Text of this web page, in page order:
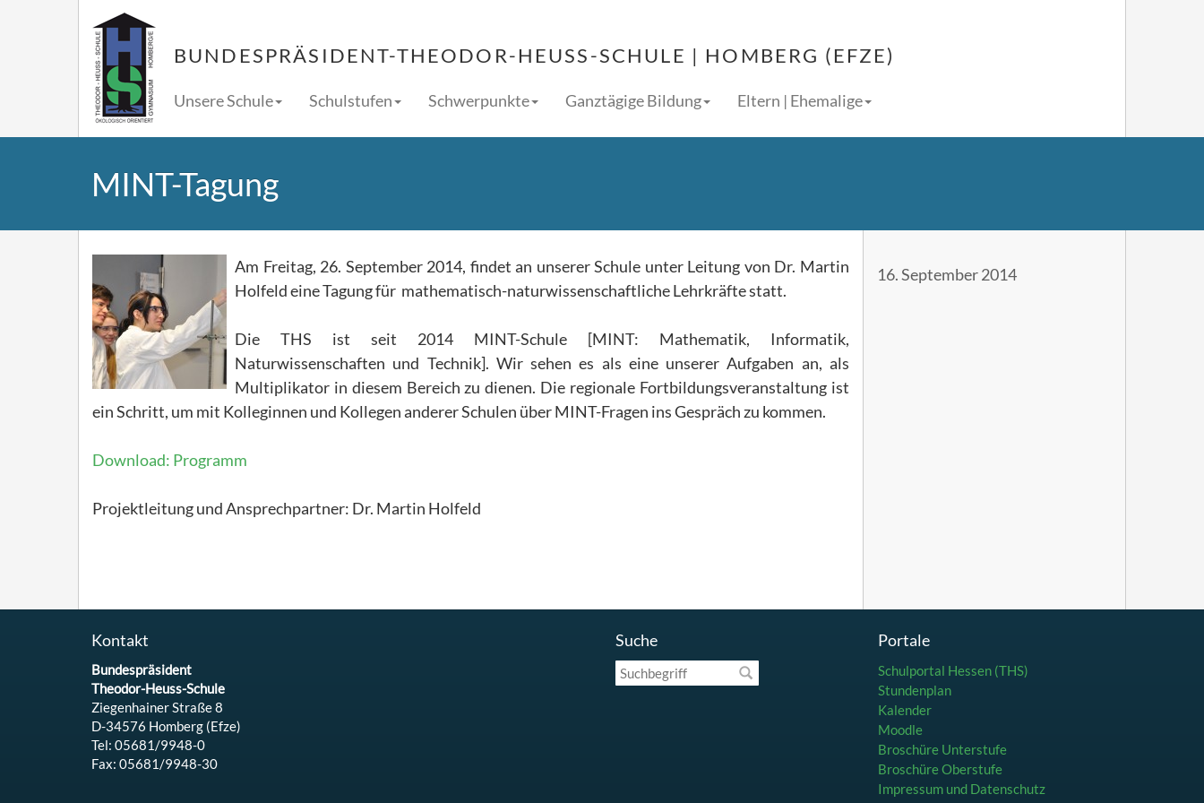
BUNDESPRÄSIDENT-THEODOR-HEUSS-SCHULE | HOMBERG (EFZE)
Unsere Schule Schulstufen Schwerpunkte Ganztägige Bildung Eltern | Ehemalige
MINT-Tagung
Am Freitag, 26. September 2014, findet an unserer Schule unter Leitung von Dr. Martin
Holfeld eine Tagung für mathematisch-naturwissenschaftliche Lehrkräfte statt.
Die THS ist seit 2014 MINT-Schule [MINT: Mathematik, Informatik,
Naturwissenschaften und Technik]. Wir sehen es als eine unserer Aufgaben an, als
Multiplikator in diesem Bereich zu dienen. Die regionale Fortbildungsveranstaltung ist
ein Schritt, um mit Kolleginnen und Kollegen anderer Schulen über MINT-Fragen ins Gespräch zu kommen.
Download: Programm
Projektleitung und Ansprechpartner: Dr. Martin Holfeld
16. September 2014
Suche
Suchbegriff
Portale
Schulportal Hessen (THS)
Stundenplan
Kalender
Moodle
Broschüre Unterstufe
Broschüre Oberstufe
Impressum und Datenschutz
Kontakt
Bundespräsident
Theodor-Heuss-Schule
Ziegenhainer Straße 8
D-34576 Homberg (Efze)
Tel: 05681/9948-0
Fax: 05681/9948-30